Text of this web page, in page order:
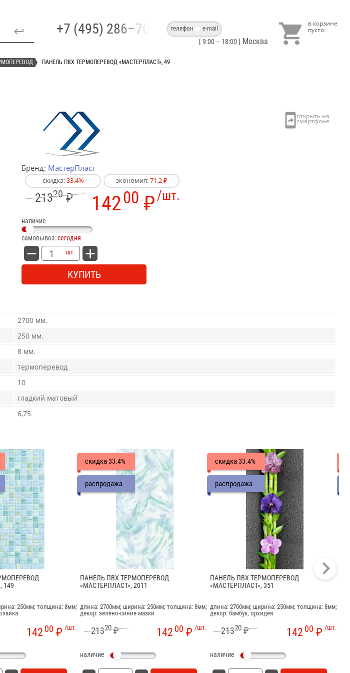
+7 (495) 286–70–40телефон e-mail
[ 9:00 – 18:00 ] Москва 
ПАНЕЛЬ ПВХ ТЕРМОПЕРЕВОД «МАСТЕРПЛАСТ», 49
Бренд: МастерПласт
скидка:33.4% экономия:71.2 ₽
21320₽ /шт.
14200 ₽
наличие
самовывоз:сегодня
шт.
КУПИТЬ
2700 мм.
250 мм.
8 мм.
термоперевод
10
гладкий матовый
6,75
149
250мм; толщина: 8мм;
/шт.
142 00 ₽
скидка33.4%
распродажа
ПАНЕЛЬ ПВХ ТЕРМОПЕРЕВОД
«МАСТЕРПЛАСТ», 2011
длина: 2700мм; ширина: 250мм; толщина: 8мм;
декор: зелёно-синие мазки
21320₽ /шт.
142 00 ₽
наличие
скидка33.4%
распродажа
ПАНЕЛЬ ПВХ ТЕРМОПЕРЕВОД
«МАСТЕРПЛАСТ», 351
длина: 2700мм; ширина: 250мм; толщина: 8мм;
декор: бамбук, орхидея
21320₽ /шт.
142 00 ₽
наличие